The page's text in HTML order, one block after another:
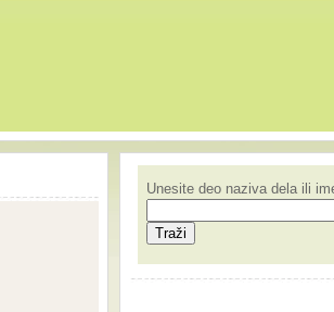
Unesite deo naziva dela ili